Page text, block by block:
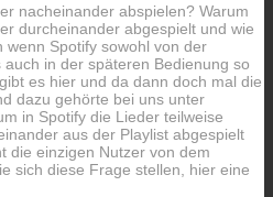
nacheinander abspielen? Warum
durcheinander abgespielt und wie
wenn Spotify sowohl von der
in der späteren Bedienung so
es hier und da dann doch mal die
dazu gehörte bei uns unter
in Spotify die Lieder teilweise
aus der Playlist abgespielt
die einzigen Nutzer von dem
sich diese Frage stellen, hier eine